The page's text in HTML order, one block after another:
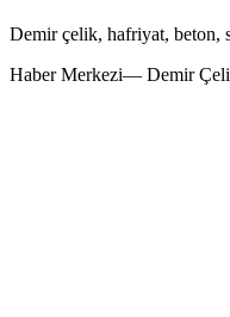
Demir çelik, hafriyat, beton,
Haber Merkezi— Demir